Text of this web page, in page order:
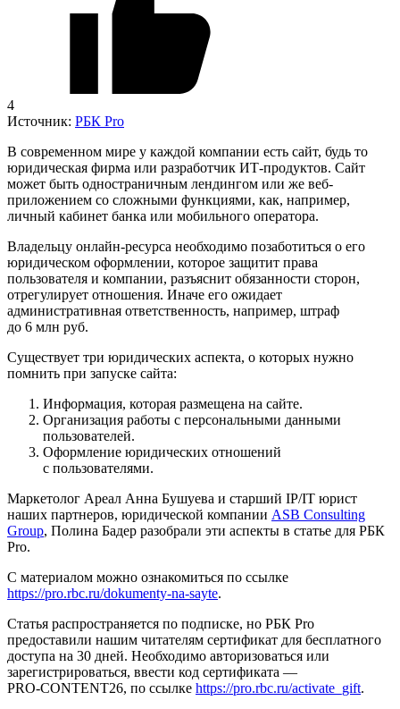
4
Источник: РБК Pro
В современном мире у каждой компании есть сайт, будь то
юридическая фирма или разработчик ИТ-продуктов. Сайт
может быть одностраничным лендингом или же веб-
приложением со сложными функциями, как, например,
личный кабинет банка или мобильного оператора.
Владельцу онлайн-ресурса необходимо позаботиться о его
юридическом оформлении, которое защитит права
пользователя и компании, разъяснит обязанности сторон,
отрегулирует отношения. Иначе его ожидает
административная ответственность, например, штраф
до 6 млн руб.
Существует три юридических аспекта, о которых нужно
помнить при запуске сайта:
Информация, которая размещена на сайте.
Организация работы с персональными данными
пользователей.
Оформление юридических отношений
с пользователями.
Маркетолог Ареал Анна Бушуева и старший IP/IT юрист
наших партнеров, юридической компании ASB Consulting
Group, Полина Бадер разобрали эти аспекты в статье для РБК
Pro.
С материалом можно ознакомиться по ссылке
https://pro.rbc.ru/dokumenty-na-sayte.
Статья распространяется по подписке, но РБК Pro
предоставили нашим читателям сертификат для бесплатного
доступа на 30 дней. Необходимо авторизоваться или
зарегистрироваться, ввести код сертификата —
PRO-CONTENT26, по ссылке https://pro.rbc.ru/activate_gift.